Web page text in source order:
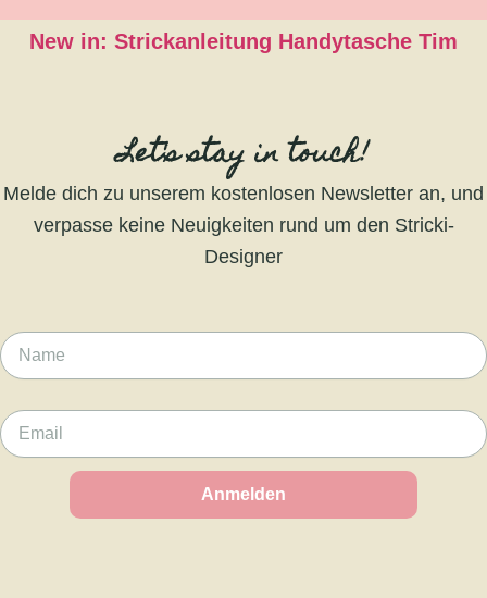
New in: Strickanleitung Handytasche Tim
Anmelden
Let's stay in touch!
Melde dich zu unserem kostenlosen Newsletter an, und
verpasse keine Neuigkeiten rund um den Stricki-
Designer